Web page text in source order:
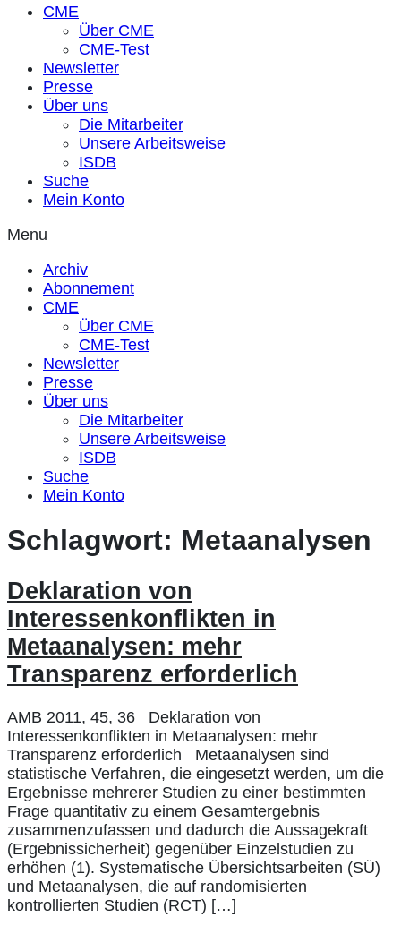
CME
Über CME
CME-Test
Newsletter
Presse
Über uns
Die Mitarbeiter
Unsere Arbeitsweise
ISDB
Suche
Mein Konto
Menu
Archiv
Abonnement
CME
Über CME
CME-Test
Newsletter
Presse
Über uns
Die Mitarbeiter
Unsere Arbeitsweise
ISDB
Suche
Mein Konto
Schlagwort: Metaanalysen
Deklaration von
Interessenkonflikten in
Metaanalysen: mehr
Transparenz erforderlich
AMB 2011, 45, 36 Deklaration von
Interessenkonflikten in Metaanalysen: mehr
Transparenz erforderlich Metaanalysen sind
statistische Verfahren, die eingesetzt werden, um die
Ergebnisse mehrerer Studien zu einer bestimmten
Frage quantitativ zu einem Gesamtergebnis
zusammenzufassen und dadurch die Aussagekraft
(Ergebnissicherheit) gegenüber Einzelstudien zu
erhöhen (1). Systematische Übersichtsarbeiten (SÜ)
und Metaanalysen, die auf randomisierten
kontrollierten Studien (RCT) […]